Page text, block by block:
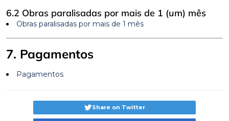
6.2 Obras paralisadas por mais de 1 (um) mês
Obras paralisadas por mais de 1 mês
7. Pagamentos
Pagamentos
Share on Twitter